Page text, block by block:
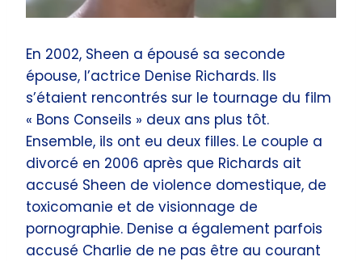
En 2002, Sheen a épousé sa seconde
épouse, l’actrice Denise Richards. Ils
s’étaient rencontrés sur le tournage du film
« Bons Conseils » deux ans plus tôt.
Ensemble, ils ont eu deux filles. Le couple a
divorcé en 2006 après que Richards ait
accusé Sheen de violence domestique, de
toxicomanie et de visionnage de
pornographie. Denise a également parfois
accusé Charlie de ne pas être au courant